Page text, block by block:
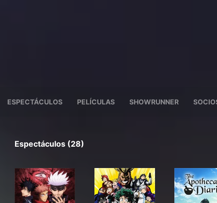
ESPECTÁCULOS PELÍCULAS SHOWRUNNER
Espectáculos (28)